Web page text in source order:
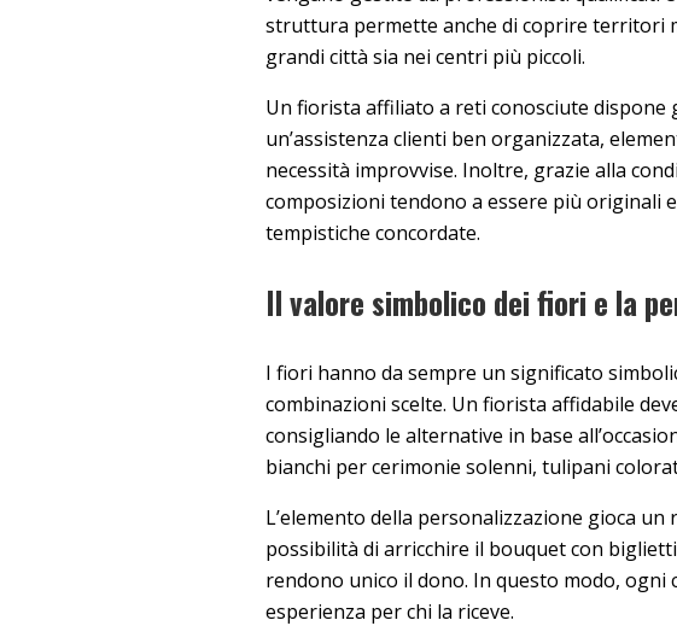
struttura permette anche di coprire territori
grandi città sia nei centri più piccoli.
Un fiorista affiliato a reti conosciute
un’assistenza clienti ben organizzata,
necessità improvvise. Inoltre, grazie alla
composizioni tendono a essere più originali
tempistiche concordate.
Il valore simbolico dei fiori e la
I fiori hanno da sempre un significato
combinazioni scelte. Un fiorista affidabile
consigliando le alternative in base
bianchi per cerimonie solenni, tulipani
L’elemento della personalizzazione gioca
possibilità di arricchire il bouquet con
rendono unico il dono. In questo modo,
esperienza per chi la riceve.